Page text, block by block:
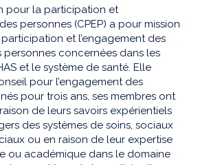
pour la participation et
personnes (CPEP) a pour mission
et l’engagement des
personnes concernées dans les
et le système de santé. Elle
pour l’engagement des
pour trois ans, ses membres ont
de leurs savoirs expérientiels
des systèmes de soins, sociaux
ou en raison de leur expertise
ou académique dans le domaine